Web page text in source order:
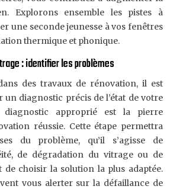
Explorons ensemble les pistes à
une seconde jeunesse à vos fenêtres
thermique et phonique.
: identifier les problèmes
des travaux de rénovation, il est
diagnostic précis de l’état de votre
diagnostic approprié est la pierre
réussie. Cette étape permettra
du problème, qu’il s’agisse de
de dégradation du vitrage ou de
de choisir la solution la plus adaptée.
vous alerter sur la défaillance de